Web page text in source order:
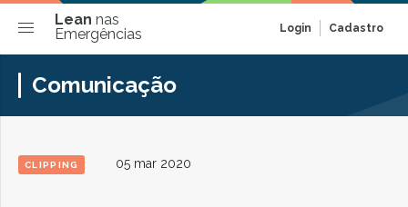
Lean nas
Emergências
Login Cadastro
Comunicação
CLIPPING 05 mar 2020